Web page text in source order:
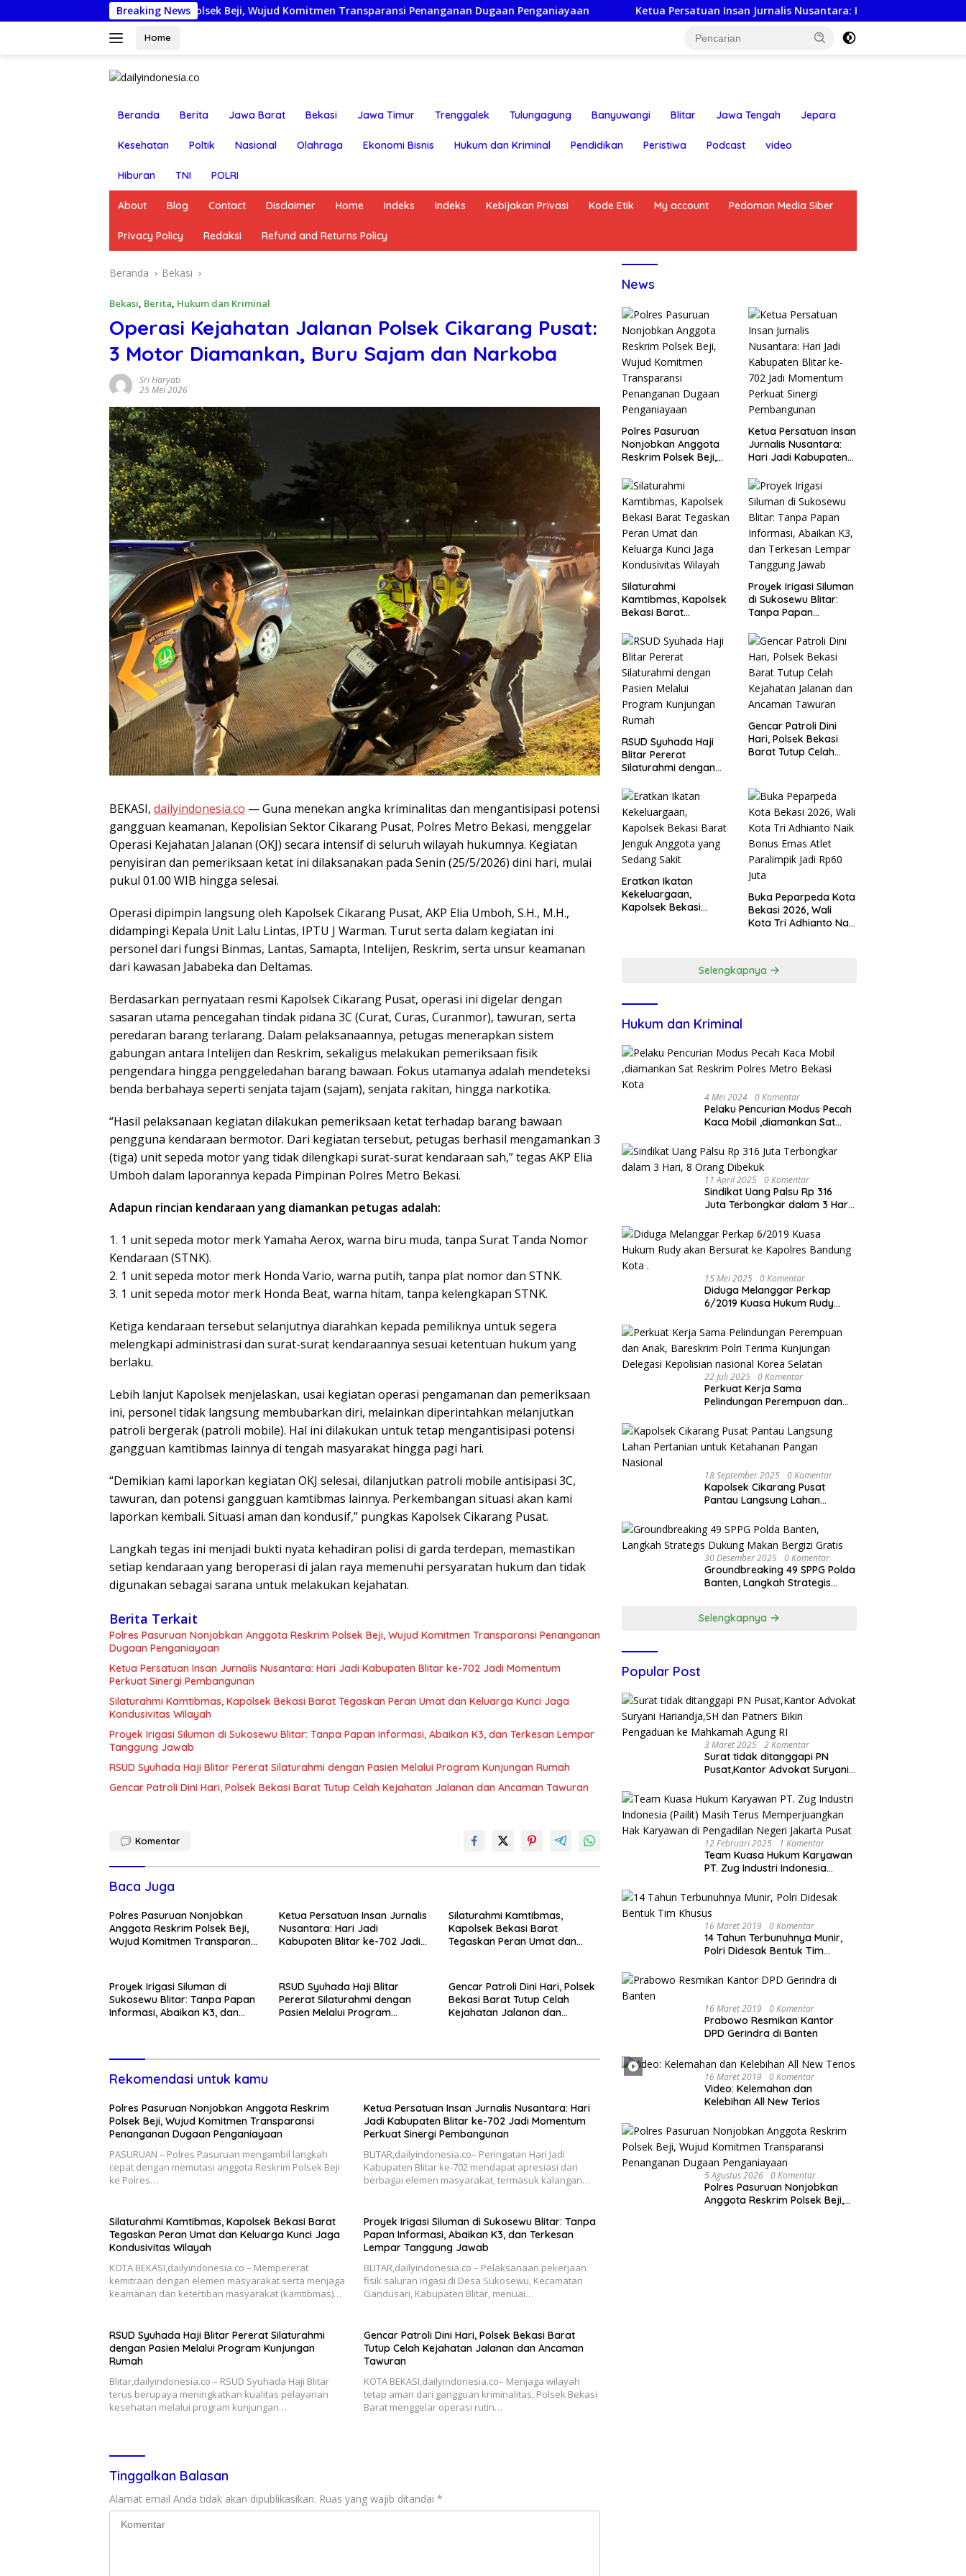
ke
Breaking News
Reskrim Polsek Beji, Wujud Komitmen Transparansi Penanganan Dugaan Penganiayaan Ketua Persatuan Insan Jurnalis Nusantara: Hari Jadi Kabupaten Blitar ke-702 Jadi
Home
Beranda Berita Jawa Barat Bekasi Jawa Timur Trenggalek Tulungagung Banyuwangi Blitar Jawa Tengah Jepara
Kesehatan Poltik Nasional Olahraga Ekonomi Bisnis Hukum dan Kriminal Pendidikan Peristiwa Podcast video
Hiburan TNI POLRI
About Blog Contact Disclaimer Home Indeks Indeks Kebijakan Privasi Kode Etik My account Pedoman Media Siber
Privacy Policy Redaksi Refund and Returns Policy
Beranda Bekasi
Bekasi, Berita, Hukum dan Kriminal
Operasi Kejahatan Jalanan Polsek Cikarang Pusat:
3 Motor Diamankan, Buru Sajam dan Narkoba
Sri Haryati
25 Mei 2026
BEKASI, dailyindonesia.co — Guna menekan angka kriminalitas dan mengantisipasi potensi
gangguan keamanan, Kepolisian Sektor Cikarang Pusat, Polres Metro Bekasi, menggelar
Operasi Kejahatan Jalanan (OKJ) secara intensif di seluruh wilayah hukumnya. Kegiatan
penyisiran dan pemeriksaan ketat ini dilaksanakan pada Senin (25/5/2026) dini hari, mulai
pukul 01.00 WIB hingga selesai.
Operasi dipimpin langsung oleh Kapolsek Cikarang Pusat, AKP Elia Umboh, S.H., M.H.,
didampingi Kepala Unit Lalu Lintas, IPTU J Warman. Turut serta dalam kegiatan ini
personel dari fungsi Binmas, Lantas, Samapta, Intelijen, Reskrim, serta unsur keamanan
dari kawasan Jababeka dan Deltamas.
Berdasarkan pernyataan resmi Kapolsek Cikarang Pusat, operasi ini digelar dengan
sasaran utama pencegahan tindak pidana 3C (Curat, Curas, Curanmor), tawuran, serta
peredaran barang terlarang. Dalam pelaksanaannya, petugas menerapkan sistem
gabungan antara Intelijen dan Reskrim, sekaligus melakukan pemeriksaan fisik
pengendara hingga penggeledahan barang bawaan. Fokus utamanya adalah mendeteksi
benda berbahaya seperti senjata tajam (sajam), senjata rakitan, hingga narkotika.
“Hasil pelaksanaan kegiatan dilakukan pemeriksaan ketat terhadap barang bawaan
pengguna kendaraan bermotor. Dari kegiatan tersebut, petugas berhasil mengamankan 3
(tiga) unit sepeda motor yang tidak dilengkapi surat-surat kendaraan sah,” tegas AKP Elia
Umboh dalam laporannya kepada Pimpinan Polres Metro Bekasi.
Adapun rincian kendaraan yang diamankan petugas adalah:
1. 1 unit sepeda motor merk Yamaha Aerox, warna biru muda, tanpa Surat Tanda Nomor
Kendaraan (STNK).
2. 1 unit sepeda motor merk Honda Vario, warna putih, tanpa plat nomor dan STNK.
3. 1 unit sepeda motor merk Honda Beat, warna hitam, tanpa kelengkapan STNK.
Ketiga kendaraan tersebut selanjutnya diarahkan kepada pemiliknya untuk segera
melengkapi administrasi dan surat-surat kendaraannya sesuai ketentuan hukum yang
berlaku.
Lebih lanjut Kapolsek menjelaskan, usai kegiatan operasi pengamanan dan pemeriksaan
ini, personel tidak langsung membubarkan diri, melainkan diperintahkan melanjutkan
patroli bergerak (patroli mobile). Hal ini dilakukan untuk tetap mengantisipasi potensi
gangguan kamtibmas lainnya di tengah masyarakat hingga pagi hari.
“Demikian kami laporkan kegiatan OKJ selesai, dilanjutkan patroli mobile antisipasi 3C,
tawuran, dan potensi gangguan kamtibmas lainnya. Perkembangan situasi akan kami
laporkan kembali. Situasi aman dan kondusif,” pungkas Kapolsek Cikarang Pusat.
Langkah tegas ini menjadi bukti nyata kehadiran polisi di garda terdepan, memastikan
setiap kendaraan yang beroperasi di jalan raya memenuhi persyaratan hukum dan tidak
digunakan sebagai sarana untuk melakukan kejahatan.
Berita Terkait
Polres Pasuruan Nonjobkan Anggota Reskrim Polsek Beji, Wujud Komitmen Transparansi Penanganan
Dugaan Penganiayaan
Ketua Persatuan Insan Jurnalis Nusantara: Hari Jadi Kabupaten Blitar ke-702 Jadi Momentum
Perkuat Sinergi Pembangunan
Silaturahmi Kamtibmas, Kapolsek Bekasi Barat Tegaskan Peran Umat dan Keluarga Kunci Jaga
Kondusivitas Wilayah
Proyek Irigasi Siluman di Sukosewu Blitar: Tanpa Papan Informasi, Abaikan K3, dan Terkesan Lempar
Tanggung Jawab
RSUD Syuhada Haji Blitar Pererat Silaturahmi dengan Pasien Melalui Program Kunjungan Rumah
Gencar Patroli Dini Hari, Polsek Bekasi Barat Tutup Celah Kejahatan Jalanan dan Ancaman Tawuran
Komentar
Baca Juga
Polres Pasuruan Nonjobkan
Anggota Reskrim Polsek Beji,
Wujud Komitmen Transparansi
Ketua Persatuan Insan Jurnalis
Nusantara: Hari Jadi
Kabupaten Blitar ke-702 Jadi
Silaturahmi Kamtibmas,
Kapolsek Bekasi Barat
Tegaskan Peran Umat dan
Proyek Irigasi Siluman di
Sukosewu Blitar: Tanpa Papan
Informasi, Abaikan K3, dan
RSUD Syuhada Haji Blitar
Pererat Silaturahmi dengan
Pasien Melalui Program
Gencar Patroli Dini Hari, Polsek
Bekasi Barat Tutup Celah
Kejahatan Jalanan dan
Rekomendasi untuk kamu
Polres Pasuruan Nonjobkan Anggota Reskrim
Polsek Beji, Wujud Komitmen Transparansi
Penanganan Dugaan Penganiayaan
PASURUAN – Polres Pasuruan mengambil langkah
cepat dengan memutasi anggota Reskrim Polsek Beji
ke Polres…
Ketua Persatuan Insan Jurnalis Nusantara: Hari
Jadi Kabupaten Blitar ke-702 Jadi Momentum
Perkuat Sinergi Pembangunan
BLITAR,dailyindonesia.co– Peringatan Hari Jadi
Kabupaten Blitar ke-702 mendapat apresiasi dari
berbagai elemen masyarakat, termasuk kalangan…
Silaturahmi Kamtibmas, Kapolsek Bekasi Barat
Tegaskan Peran Umat dan Keluarga Kunci Jaga
Kondusivitas Wilayah
KOTA BEKASI,dailyindonesia.co – Mempererat
kemitraan dengan elemen masyarakat serta menjaga
keamanan dan ketertiban masyarakat (kamtibmas)…
Proyek Irigasi Siluman di Sukosewu Blitar: Tanpa
Papan Informasi, Abaikan K3, dan Terkesan
Lempar Tanggung Jawab
BLITAR,dailyindonesia.co – Pelaksanaan pekerjaan
fisik saluran irigasi di Desa Sukosewu, Kecamatan
Gandusari, Kabupaten Blitar, menuai…
RSUD Syuhada Haji Blitar Pererat Silaturahmi
dengan Pasien Melalui Program Kunjungan
Rumah
Blitar,dailyindonesia.co – RSUD Syuhada Haji Blitar
terus berupaya meningkatkan kualitas pelayanan
kesehatan melalui program kunjungan…
Gencar Patroli Dini Hari, Polsek Bekasi Barat
Tutup Celah Kejahatan Jalanan dan Ancaman
Tawuran
KOTA BEKASI,dailyindonesia.co– Menjaga wilayah
tetap aman dari gangguan kriminalitas, Polsek Bekasi
Barat menggelar operasi rutin…
Tinggalkan Balasan
Alamat email Anda tidak akan dipublikasikan. Ruas yang wajib ditandai *
News
Polres Pasuruan
Nonjobkan Anggota
Reskrim Polsek Beji,
Transparansi
Penanganan Dugaan
Penganiayaan
Ketua Persatuan Insan
Jurnalis Nusantara:
Hari Jadi Kabupaten
Momentum Perkuat
Sinergi Pembangunan
Silaturahmi
Kamtibmas, Kapolsek
Bekasi Barat
dan Keluarga Kunci
Jaga Kondusivitas
Wilayah
Proyek Irigasi Siluman
di Sukosewu Blitar:
Tanpa Papan
dan Terkesan Lempar
Tanggung Jawab
RSUD Syuhada Haji
Blitar Pererat
Silaturahmi dengan
Program Kunjungan
Rumah
Gencar Patroli Dini
Hari, Polsek Bekasi
Barat Tutup Celah
Tawuran
Eratkan Ikatan
Kekeluargaan,
Kapolsek Bekasi
Buka Peparpeda Kota
Bekasi 2026, Wali
Kota Tri Adhianto Naik
Selengkapnya
Hukum dan Kriminal
4 Mei 2024 0 Komentar
Pelaku Pencurian Modus Pecah
Kaca Mobil ,diamankan Sat
Kota
11 April 2025 0 Komentar
Sindikat Uang Palsu Rp 316
Juta Terbongkar dalam 3 Hari,
15 Mei 2025 0 Komentar
Diduga Melanggar Perkap
6/2019 Kuasa Hukum Rudy
Bandung Kota .
22 Juli 2025 0 Komentar
Perkuat Kerja Sama
Pelindungan Perempuan dan
Kunjungan Delegasi Kepolisian
nasional Korea Selatan
18 September 2025 0 Komentar
Kapolsek Cikarang Pusat
Pantau Langsung Lahan
Pangan Nasional
30 Desember 2025 0 Komentar
Groundbreaking 49 SPPG Polda
Banten, Langkah Strategis
Selengkapnya
Popular Post
3 Maret 2025 2 Komentar
Surat tidak ditanggapi PN
Pusat,Kantor Advokat Suryani
Pengaduan ke Mahkamah
Agung RI
12 Februari 2025 1 Komentar
Team Kuasa Hukum Karyawan
PT. Zug Industri Indonesia
Memperjuangkan Hak
Karyawan di Pengadilan Negeri
Jakarta Pusat
16 Maret 2019 0 Komentar
14 Tahun Terbunuhnya Munir,
Polri Didesak Bentuk Tim
16 Maret 2019 0 Komentar
Prabowo Resmikan Kantor
DPD Gerindra di Banten
16 Maret 2019 0 Komentar
Video: Kelemahan dan
Kelebihan All New Terios
5 Agustus 2026 0 Komentar
Polres Pasuruan Nonjobkan
Anggota Reskrim Polsek Beji,